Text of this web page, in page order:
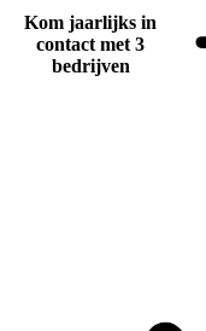
Kom jaarlijks in
contact met 3
bedrijven